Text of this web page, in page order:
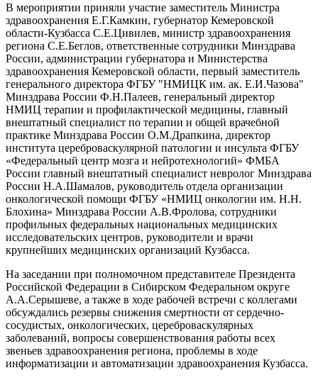
В мероприятии приняли участие заместитель Министра
здравоохранения Е.Г.Камкин, губернатор Кемеровской
области-Кузбасса С.Е.Цивилев, министр здравоохранения
региона С.Е.Беглов, ответственные сотрудники Минздрава
России, администрации губернатора и Министерства
здравоохранения Кемеровской области, первый заместитель
генерального директора ФГБУ "НМИЦК им. ак. Е.И.Чазова"
Минздрава России Ф.Н.Палеев, генеральный директор
НМИЦ терапии и профилактической медицины, главный
внештатный специалист по терапии и общей врачебной
практике Минздрава России О.М.Драпкина, директор
института цереброваскулярной патологии и инсульта ФГБУ
«Федеральный центр мозга и нейротехнологий» ФМБА
России главный внештатный специалист невролог Минздрава
России Н.А.Шамалов, руководитель отдела организации
онкологической помощи ФГБУ «НМИЦ онкологии им. Н.Н.
Блохина» Минздрава России А.В.Фролова, сотрудники
профильных федеральных национальных медицинских
исследовательских центров, руководители и врачи
крупнейших медицинских организаций Кузбасса.
На заседании при полномочном представителе Президента
Российской Федерации в Сибирском Федеральном округе
А.А.Серышеве, а также в ходе рабочей встречи с коллегами
обсуждались резервы снижения смертности от сердечно-
сосудистых, онкологических, цереброваскулярных
заболеваний, вопросы совершенствования работы всех
звеньев здравоохранения региона, проблемы в ходе
информатизации и автоматизации здравоохранения Кузбасса.